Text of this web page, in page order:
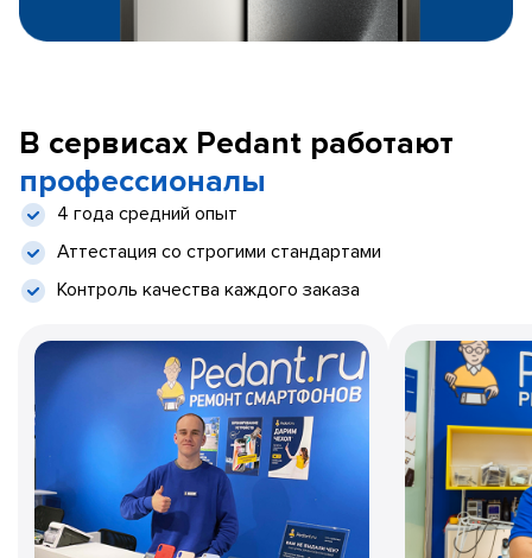
В сервисах Pedant работают
профессионалы
4 года средний опыт
Аттестация со строгими стандартами
Контроль качества каждого заказа